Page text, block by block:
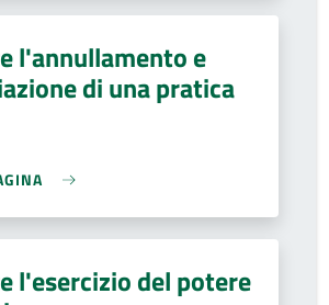
l'annullamento e
di una pratica
l'esercizio del potere